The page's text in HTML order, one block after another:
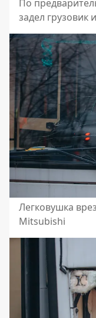
По
задел грузовик
Легковушка
Mitsubishi